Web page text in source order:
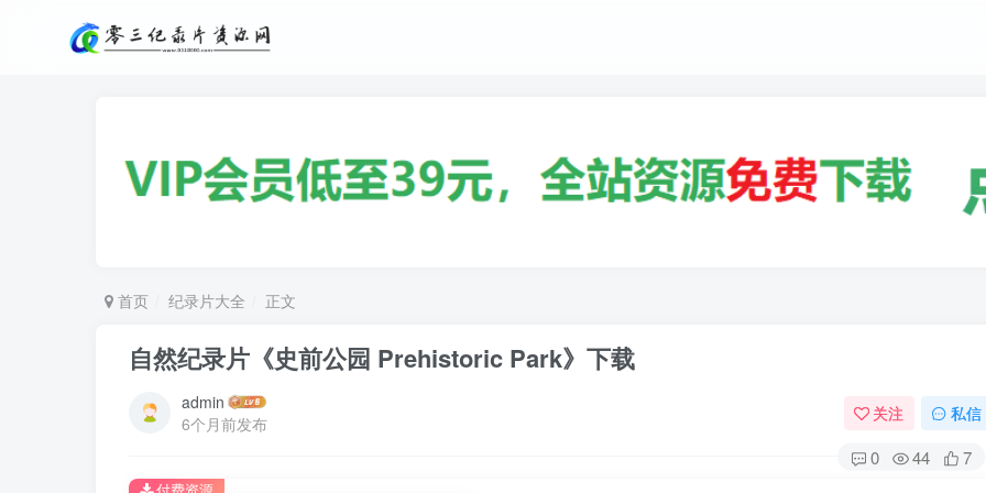
首页 纪录片大全 正文
自然纪录片《史前公园 Prehistoric Park》下载
admin
6个月前发布
关注 私信
0 44 7